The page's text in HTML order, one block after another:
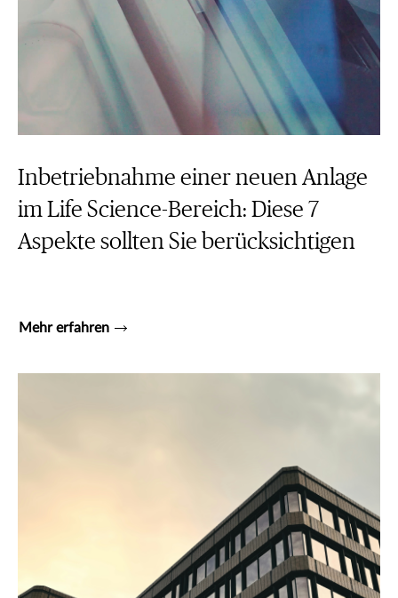
Inbetriebnahme einer neuen Anlage
im Life Science-Bereich: Diese 7
Aspekte sollten Sie berücksichtigen
Mehr erfahren